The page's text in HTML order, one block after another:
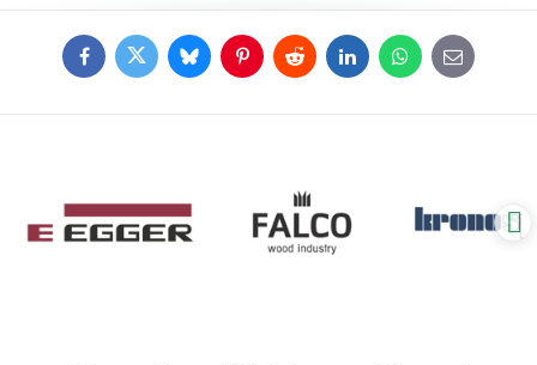
FacebookTwitterBlueskyPinterestReddit LinkedInWhatsApp
E-
mail